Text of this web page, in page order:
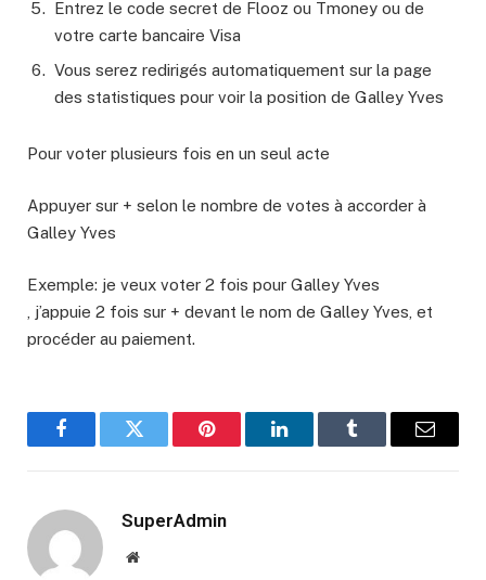
Entrez le code secret de Flooz ou Tmoney ou de
votre carte bancaire Visa
Vous serez redirigés automatiquement sur la page
des statistiques pour voir la position de Galley Yves
Pour voter plusieurs fois en un seul acte
Appuyer sur + selon le nombre de votes à accorder à
Galley Yves
Exemple: je veux voter 2 fois pour Galley Yves
, j’appuie 2 fois sur + devant le nom de Galley Yves, et
procéder au paiement.
FacebookTwitter Pinterest LinkedInTumblr Email
SuperAdmin
Website